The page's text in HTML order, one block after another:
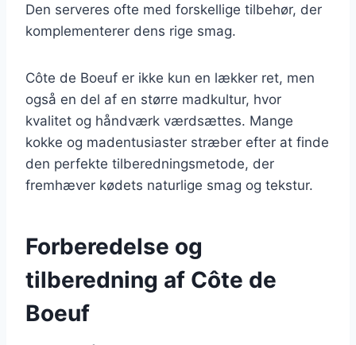
Den serveres ofte med forskellige tilbehør, der
komplementerer dens rige smag.
Côte de Boeuf er ikke kun en lækker ret, men
også en del af en større madkultur, hvor
kvalitet og håndværk værdsættes. Mange
kokke og madentusiaster stræber efter at finde
den perfekte tilberedningsmetode, der
fremhæver kødets naturlige smag og tekstur.
Forberedelse og
tilberedning af Côte de
Boeuf